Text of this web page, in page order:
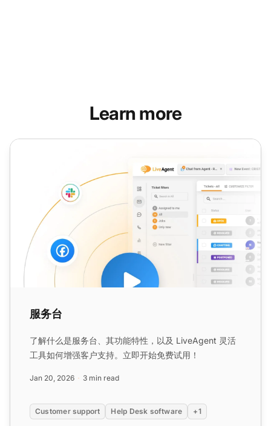
Learn more
服务台
服务台
了解什么是服务台、其功能特性，以及 LiveAgent 灵活
工具如何增强客户支持。立即开始免费试用！
Jan 20, 2026 3 min read
Customer support Help Desk software +1